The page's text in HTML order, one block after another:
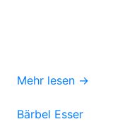
Mehr lesen →
Bärbel Esser